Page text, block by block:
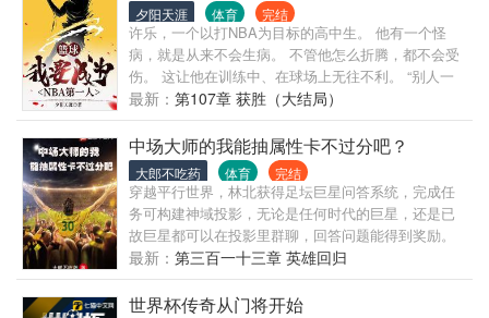
夕阳天涯 体育 完结
许乐，一个以打NBA为目标的高中生。 他有一个怪
病，就是从来不会生病。 不管他怎么折腾，都不会受
伤。 这让他在训练中、在球场上无往不利。 “别人一
天只能训练8个小时，我能训练16个小时。” “垫我脚？
信不信我把你踩成粉碎性骨折。&rd
最新： 第107章 获胜（大结局）
中场大师的我能抽属性卡不过分吧？
大郎不吃药 体育 完结
穿越平行世界，林北获得足坛巨星问答系统，完成任
务可构建神域投影，无论是任何时代的巨星，还是已
故巨星都可以在投影里群聊，回答问题能得到奖励。
什么？ 速度加成包？射术满级包？传球视野包？ 重回
巅峰卡？ 复活水晶？ C罗：都别强，重回巅峰卡是我
的！ 梅西：重回巅峰我身
最新： 第三百一十三章 英雄回归
世界杯传奇从门将开始